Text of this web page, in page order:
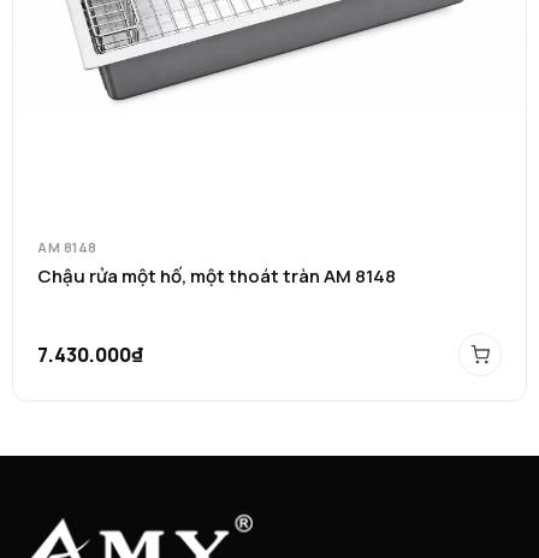
AM 8148
Chậu rửa một hố, một thoát tràn AM 8148
7.430.000₫